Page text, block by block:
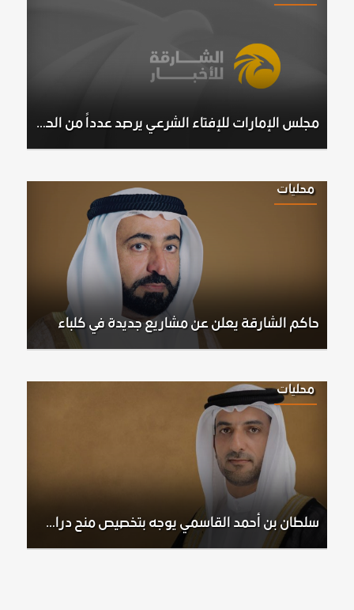
مجلس الإمارات للإفتاء الشرعي يرصد عدداً من الحسابات الإلكترونية المخالفة لنظام ترخيص وتصريح الفتاوى الخاصة
حاكم الشارقة يعلن عن مشاريع جديدة في كلباء
محليات
سلطان بن أحمد القاسمي يوجه بتخصيص منح دراسية في جامعة الشارقة لأوائل الثانوية العامة على مستوى الدولة
محليات